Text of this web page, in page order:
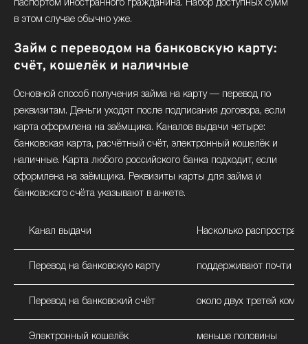
паспортом иностранного гражданина. Набор доступных сумм
в этом случае обычно уже.
Займ с переводом на банковскую карту:
счёт, кошелёк и наличные
Основной способ получения займа на карту — перевод по
реквизитам. Деньги уходят после подписания договора, если
карта оформлена на заёмщика. Каналов выдачи четыре:
банковская карта, расчётный счёт, электронный кошелёк и
наличные. Карта любого российского банка подходит, если
оформлена на заёмщика. Реквизиты карты для займа и
банковского счёта указывают в анкете.
Канал выдачи Насколько
Перевод на банковскую карту поддерживают почти
Перевод на банковский счёт около двух третей
Электронный кошелёк меньше половины